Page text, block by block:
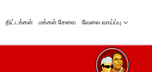
திட்டங்கள் மக்கள் சேவை வேலை வாய்ப்பு